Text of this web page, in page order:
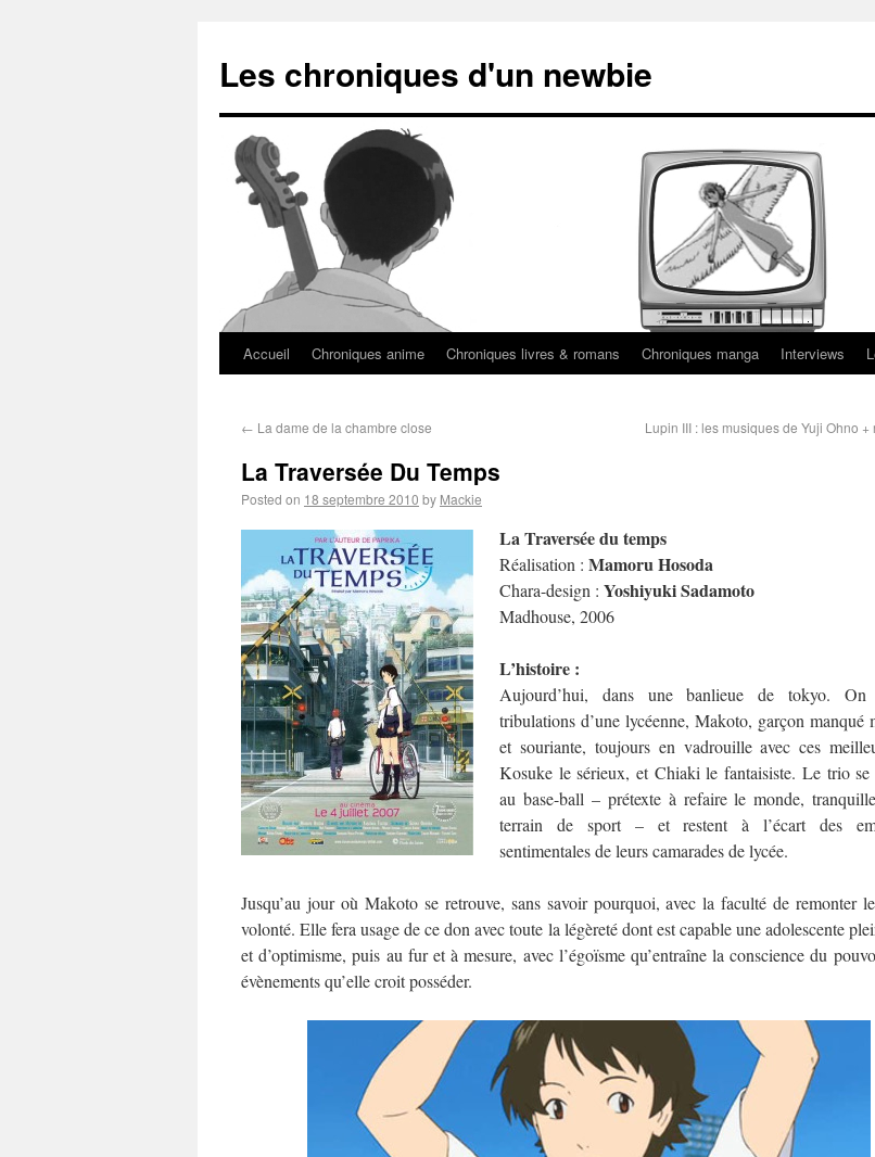
Les chroniques d'un newbie
Accueil Chroniques anime Chroniques livres & romans Chroniques manga Interviews
← La dame de la chambre close Lupin III : les musiques de Yuji Ohno +
La Traversée Du Temps
Posted on 18 septembre 2010 by Mackie
La Traversée du temps
Réalisation : Mamoru Hosoda
Chara-design : Yoshiyuki Sadamoto
Madhouse, 2006
L’histoire :
Aujourd’hui, dans une banlieue de tokyo.
tribulations d’une lycéenne, Makoto, garçon manqué
et souriante, toujours en vadrouille avec ces
Kosuke le sérieux, et Chiaki le fantaisiste. Le trio se
au base-ball – prétexte à refaire le monde,
terrain de sport – et restent à l’écart des
sentimentales de leurs camarades de lycée.
Jusqu’au jour où Makoto se retrouve, sans savoir pourquoi, avec la faculté de remonter
volonté. Elle fera usage de ce don avec toute la légèreté dont est capable une adolescente
et d’optimisme, puis au fur et à mesure, avec l’égoïsme qu’entraîne la conscience du
évènements qu’elle croit posséder.